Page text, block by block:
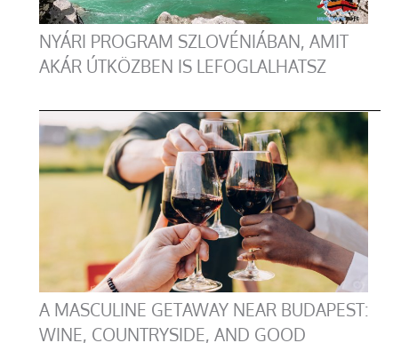
NYÁRI PROGRAM SZLOVÉNIÁBAN, AMIT
AKÁR ÚTKÖZBEN IS LEFOGLALHATSZ
A MASCULINE GETAWAY NEAR BUDAPEST:
WINE, COUNTRYSIDE, AND GOOD